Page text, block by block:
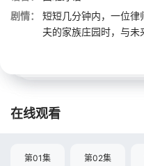
剧情：
短短几分钟内，一位
夫的家族庄园时，与未
在线观看
第01集 第02集